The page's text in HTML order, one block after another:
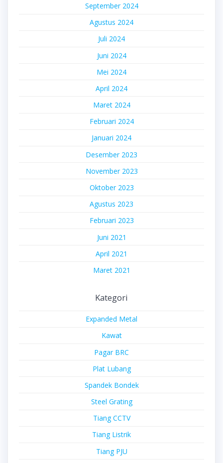
September 2024
Agustus 2024
Juli 2024
Juni 2024
Mei 2024
April 2024
Maret 2024
Februari 2024
Januari 2024
Desember 2023
November 2023
Oktober 2023
Agustus 2023
Februari 2023
Juni 2021
April 2021
Maret 2021
Kategori
Expanded Metal
Kawat
Pagar BRC
Plat Lubang
Spandek Bondek
Steel Grating
Tiang CCTV
Tiang Listrik
Tiang PJU